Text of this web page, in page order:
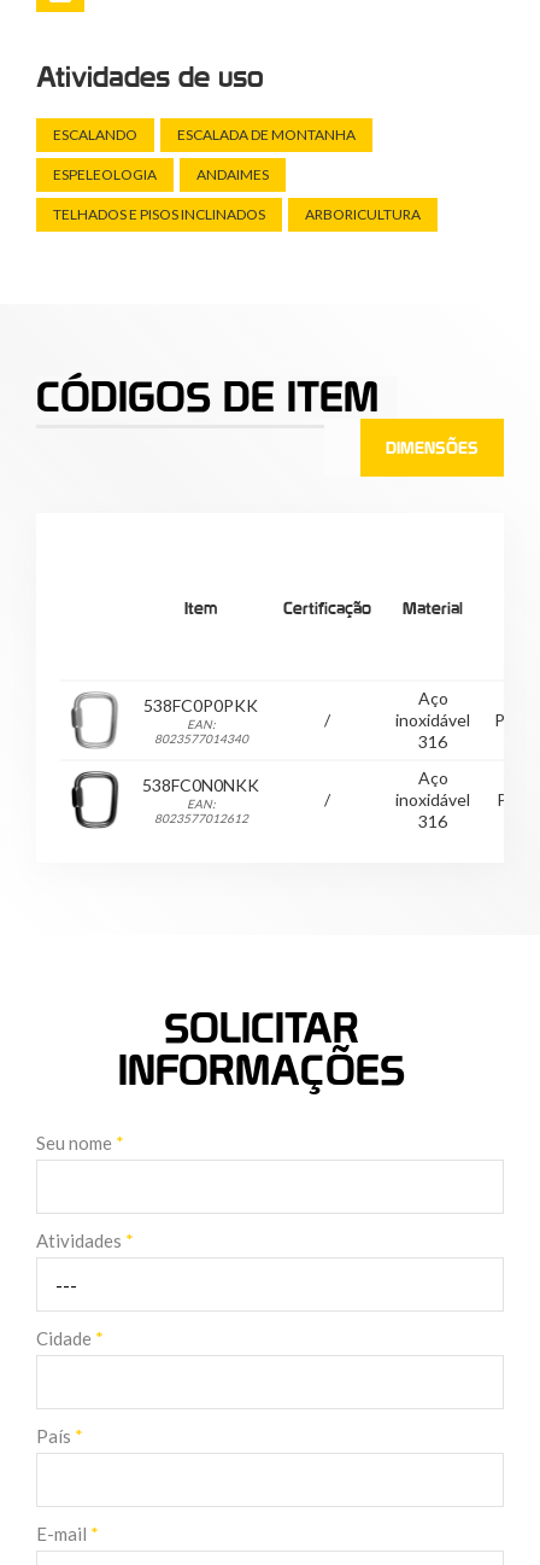
Atividades de uso
ESCALANDO ESCALADA DE MONTANHA
ESPELEOLOGIA ANDAIMES
TELHADOS E PISOS INCLINADOS ARBORICULTURA
CÓDIGOS DE ITEM
DIMENSÕES
Item Certificação Material
538FC0P0PKK
EAN:
8023577014340
/
Aço
inoxidável
316
Polido
538FC0N0NKK
EAN:
8023577012612
/
Aço
inoxidável
316
Preto
SOLICITAR
INFORMAÇÕES
Seu nome *
Atividades *
Cidade *
País *
E-mail *